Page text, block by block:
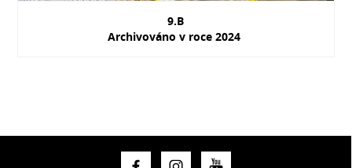
9.B
Archivováno v roce 2024